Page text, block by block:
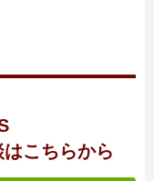
こちらから